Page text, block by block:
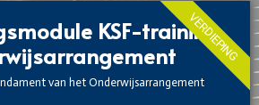
KSF-training
van het Onderwijsarrangement
VERDIEPING